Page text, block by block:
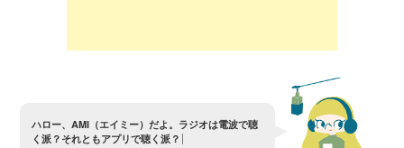
ハロー、 AMI（エイ ミ ー） だよ 。 ラジオは電波で聴
く 派？ それと もアプリで聴く 派？